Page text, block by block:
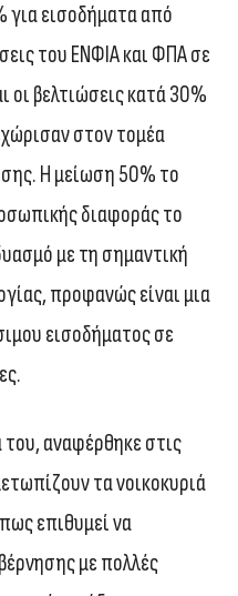
για εισοδήματα από
του ΕΝΦΙΑ και ΦΠΑ σε
οι βελτιώσεις κατά 30%
στον τομέα
Η μείωση 50% το
διαφοράς το
με τη σημαντική
προφανώς είναι μια
εισοδήματος σε
αναφέρθηκε στις
τα νοικοκυριά
επιθυμεί να
με πολλές